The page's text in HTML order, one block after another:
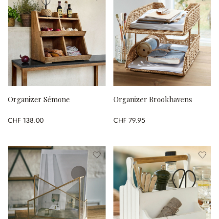
Organizer Sémone
CHF 138.00
Organizer Brookhavens
CHF 79.95